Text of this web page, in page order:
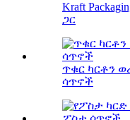
Kraft
ጋር
ጥቁር ካርቶን
ሳጥኖች